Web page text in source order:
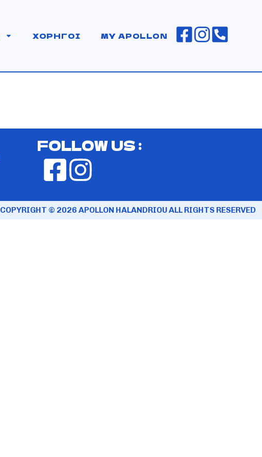
ΧΟΡΗΓΟΙ MY APOLLON
FOLLOW US :
COPYRIGHT © 2026 APOLLON HALANDRIOU ALL RIGHTS RESERVED